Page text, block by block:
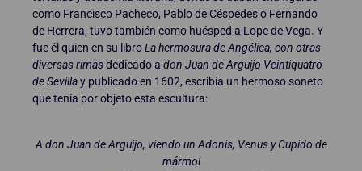
como Francisco Pacheco, Pablo de Céspedes o Fernando
de Herrera, tuvo también como huésped a Lope de Vega. Y
fue él quien en su libroLa hermosura de Angélica, con otras
diversas rimasdedicado a don Juan de Arguijo Veintiquatro
de Sevillay publicado en 1602, escribía un hermoso soneto
que tenía por objeto esta escultura:
A don Juan de Arguijo, viendo un Adonis, Venus y Cupido de
mármol